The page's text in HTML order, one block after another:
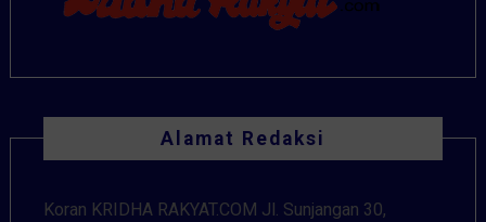
Alamat Redaksi
Koran KRIDHA RAKYAT.COM Jl. Sunjangan 30,